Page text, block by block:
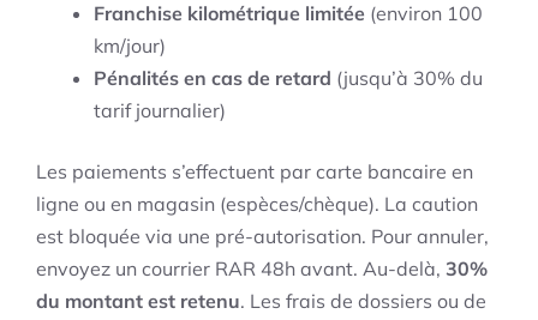
Franchise kilométrique limitée (environ 100
km/jour)
Pénalités en cas de retard (jusqu’à 30% du
tarif journalier)
Les paiements s’effectuent par carte bancaire en
ligne ou en magasin (espèces/chèque). La caution
est bloquée via une pré-autorisation. Pour annuler,
envoyez un courrier RAR 48h avant. Au-delà, 30%
du montant est retenu. Les frais de dossiers ou de